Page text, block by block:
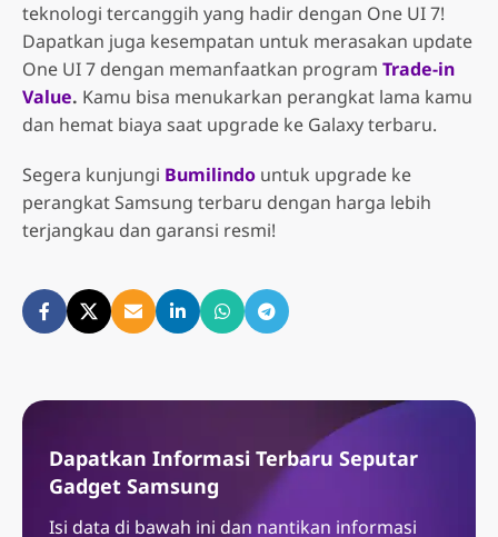
teknologi tercanggih yang hadir dengan One UI 7!
Dapatkan juga kesempatan untuk merasakan update
One UI 7 dengan memanfaatkan program Trade-in
Value. Kamu bisa menukarkan perangkat lama kamu
dan hemat biaya saat upgrade ke Galaxy terbaru.
Segera kunjungi Bumilindo untuk upgrade ke
perangkat Samsung terbaru dengan harga lebih
terjangkau dan garansi resmi!
Dapatkan Informasi Terbaru Seputar
Gadget Samsung
Isi data di bawah ini dan nantikan informasi